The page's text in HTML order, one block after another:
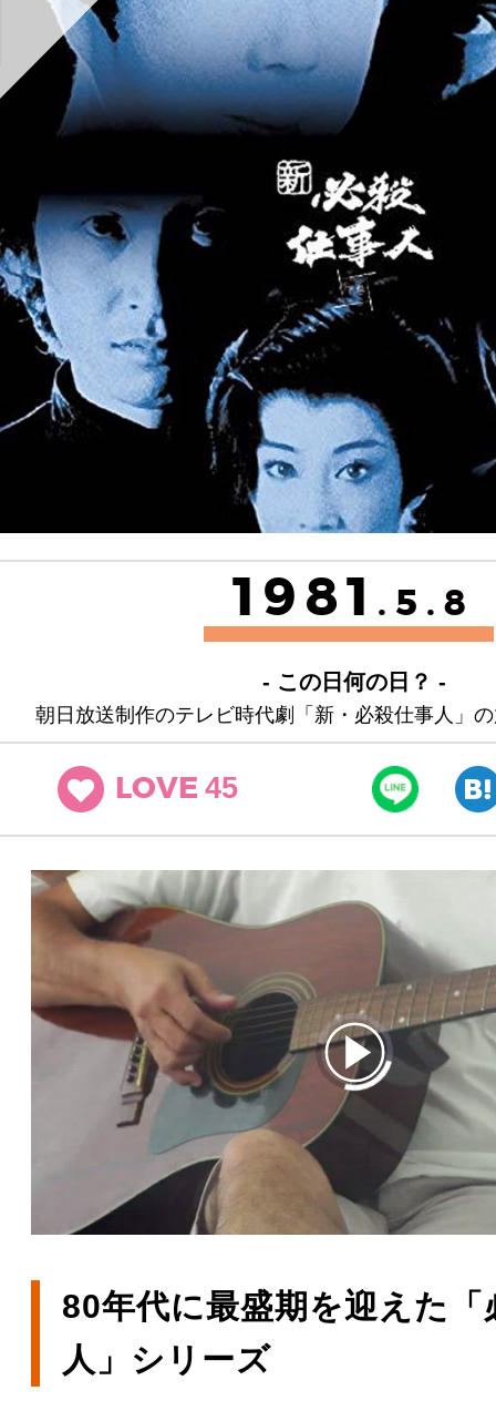
1981 .5.8
- この日何の日？ -
朝日放送制作のテレビ時代劇「新・必殺仕事人」
LOVE 45
01:01
80年代に最盛期を迎えた「
人」シリーズ